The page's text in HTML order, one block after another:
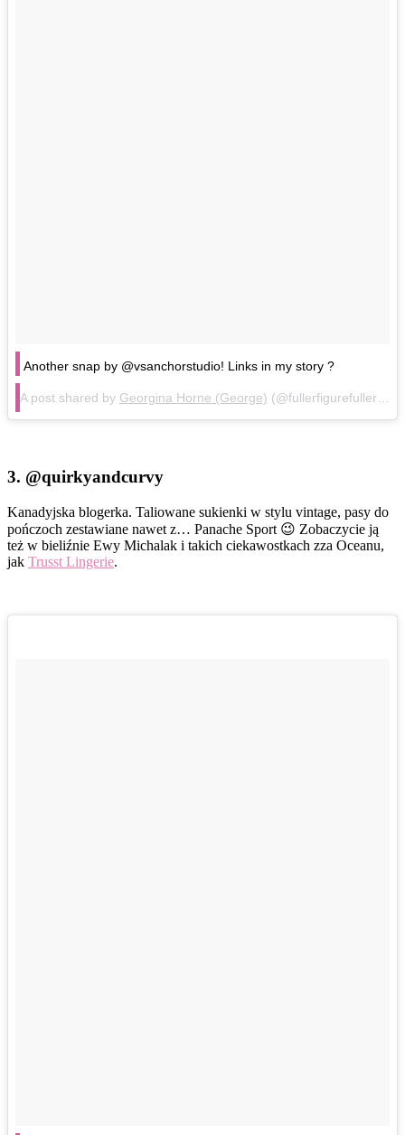
Another snap by @vsanchorstudio! Links in my story ?
A post shared by Georgina Horne (George) (@fullerfigurefullerbust) on
3. @quirkyandcurvy
Kanadyjska blogerka. Taliowane sukienki w stylu vintage, pasy do
pończoch zestawiane nawet z… Panache Sport 😉 Zobaczycie ją
też w bieliźnie Ewy Michalak i takich ciekawostkach zza Oceanu,
jak Trusst Lingerie.